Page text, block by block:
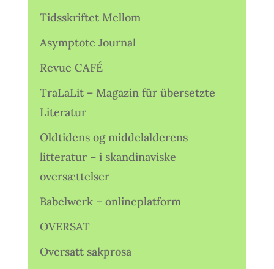
Tidsskriftet Mellom
Asymptote Journal
Revue CAFÉ
TraLaLit – Magazin für übersetzte
Literatur
Oldtidens og middelalderens
litteratur – i skandinaviske
oversættelser
Babelwerk – onlineplatform
OVERSAT
Oversatt sakprosa